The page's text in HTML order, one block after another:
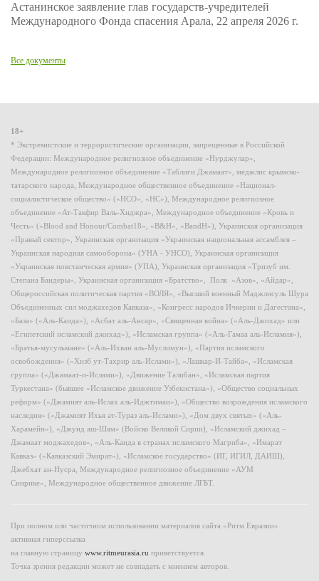
Астанинское заявление глав государств-учредителей
Международного Фонда спасения Арала, 22 апреля 2026 г.
Все документы
18+
* Экстремистские и террористические организации, запрещенные в Российской
Федерации: Международное религиозное объединение «Нурджулар»,
Международное религиозное объединение «Таблиги Джамаат», меджлис крымско-
татарского народа, Международное общественное объединение «Национал-
социалистическое общество» («НСО», «НС»), Международное религиозное
объединение «Ат-Такфир Валь-Хиджра», Международное объединение «Кровь и
Честь» («Blood and Honour/Combat18», «B&H», «BandH»), Украинская организация
«Правый сектор», Украинская организация «Украинская национальная ассамблея –
Украинская народная самооборона» (УНА - УНСО), Украинская организация
«Украинская повстанческая армия» (УПА), Украинская организация «Тризуб им.
Степана Бандеры», Украинская организация «Братство», Полк «Азов», «Айдар»,
Общероссийская политическая партия «ВОЛЯ», «Высший военный Маджлисуль Шура
Объединенных сил моджахедов Кавказа», «Конгресс народов Ичкерии и Дагестана»,
«База» («Аль-Каида»), «Асбат аль-Ансар», «Священная война» («Аль-Джихад» или
«Египетский исламский джихад»), «Исламская группа» («Аль-Гамаа аль-Исламия»),
«Братья-мусульмане» («Аль-Ихван аль-Муслимун»), «Партия исламского
освобождения» («Хизб ут-Тахрир аль-Ислами»), «Лашкар-И-Тайба», «Исламская
группа» («Джамаат-и-Ислами»), «Движение Талибан», «Исламская партия
Туркестана» (бывшее «Исламское движение Узбекистана»), «Общество социальных
реформ» («Джамият аль-Ислах аль-Иджтимаи»), «Общество возрождения исламского
наследия» («Джамият Ихья ат-Тураз аль-Ислами»), «Дом двух святых» («Аль-
Харамейн»), «Джунд аш-Шам» (Войско Великой Сирии), «Исламский джихад –
Джамаат моджахедов», «Аль-Каида в странах исламского Магриба», «Имарат
Кавказ» («Кавказский Эмират»), «Исламское государство» (ИГ, ИГИЛ, ДАИШ),
Джебхат ан-Нусра, Международное религиозное объединение «АУМ
Синрике», Международное общественное движение ЛГБТ.
При полном или частичном использовании материалов сайта «Ритм Евразии»
активная гиперссылка
на главную страницу www.ritmeurasia.ru приветствуется.
Точка зрения редакции может не совпадать с мнением авторов.